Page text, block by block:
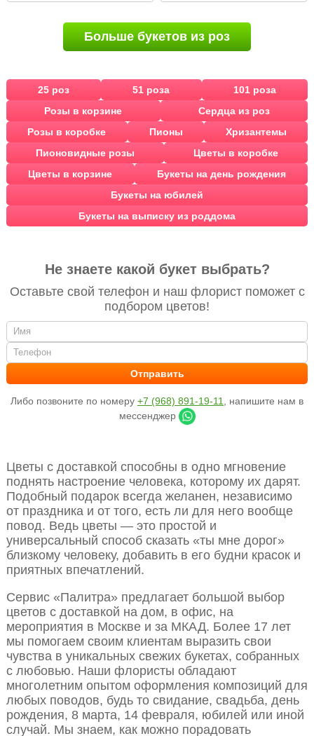
Больше букетов из роз
25 роз 51 роза
101 роза
Розы в корзине
Сердца из роз
Розы в коробке
Пионы
Хризантемы
Пионовидные розы
Цветы в коробке
Цветы в корзине
Букеты на день рождения
Букеты на юбилей
Букеты на выписку из роддома
Не знаете какой букет выбрать?
Оставьте свой телефон и наш флорист поможет с
подбором цветов!
Либо позвоните по номеру +7 (968) 891-19-11
, напишите нам в
мессенджер
Цветы с доставкой способны в одно мгновение
поднять настроение человека, которому их дарят.
Подобный подарок всегда желанен, независимо
от праздника и от того, есть ли для него вообще
повод. Ведь цветы — это простой и
универсальный способ сказать «ты мне дорог»
близкому человеку, добавить в его будни красок и
приятных впечатлений.
Сервис «Палитра» предлагает большой выбор
цветов с доставкой на дом, в офис, на
мероприятия в Москве и за МКАД. Более 17 лет
мы помогаем своим клиентам выразить свои
чувства в уникальных свежих букетах, собранных
с любовью. Наши флористы обладают
многолетним опытом оформления композиций для
любых поводов, будь то свидание, свадьба, день
рождения, 8 марта, 14 февраля, юбилей или иной
случай. Мы знаем, как можно порадовать